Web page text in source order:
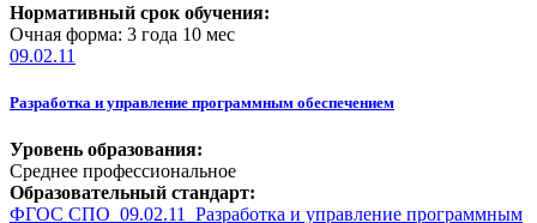
Нормативный срок обучения:
Очная форма: 3 года 10 мес
09.02.11
Разработка и управление программным обеспечением
Уровень образования:
Среднее профессиональное
Образовательный стандарт:
ФГОС СПО_09.02.11_Разработка и управление программным